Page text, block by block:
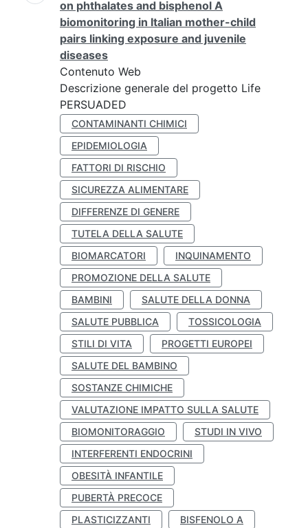
on phthalates and bisphenol A
biomonitoring in Italian mother-child
pairs linking exposure and juvenile
diseases
Contenuto Web
Descrizione generale del progetto Life
PERSUADED
CONTAMINANTI CHIMICI
EPIDEMIOLOGIA
FATTORI DI RISCHIO
SICUREZZA ALIMENTARE
DIFFERENZE DI GENERE
TUTELA DELLA SALUTE
BIOMARCATORI
INQUINAMENTO
PROMOZIONE DELLA SALUTE
BAMBINI
SALUTE DELLA DONNA
SALUTE PUBBLICA
TOSSICOLOGIA
STILI DI VITA
PROGETTI EUROPEI
SALUTE DEL BAMBINO
SOSTANZE CHIMICHE
VALUTAZIONE IMPATTO SULLA SALUTE
BIOMONITORAGGIO
STUDI IN VIVO
INTERFERENTI ENDOCRINI
OBESITÀ INFANTILE
PUBERTÀ PRECOCE
PLASTICIZZANTI
BISFENOLO A